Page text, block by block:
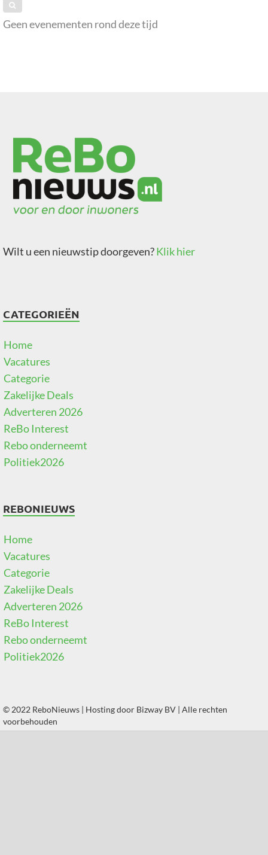
Geen evenementen rond deze tijd
Wilt u een nieuwstip doorgeven?Klik hier
CATEGORIEËN
Home
Vacatures
Categorie
Zakelijke Deals
Adverteren 2026
ReBo Interest
Rebo onderneemt
Politiek2026
REBONIEUWS
Home
Vacatures
Categorie
Zakelijke Deals
Adverteren 2026
ReBo Interest
Rebo onderneemt
Politiek2026
© 2022 ReboNieuws | Hosting door Bizway BV | Alle rechten
voorbehouden